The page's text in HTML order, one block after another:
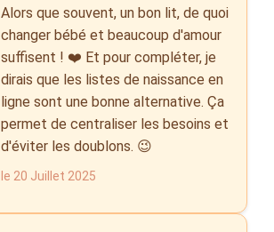
Alors que souvent, un bon lit, de quoi
changer bébé et beaucoup d'amour
suffisent ! ❤️ Et pour compléter, je
dirais que les listes de naissance en
ligne sont une bonne alternative. Ça
permet de centraliser les besoins et
d'éviter les doublons. 😉
le 20 Juillet 2025